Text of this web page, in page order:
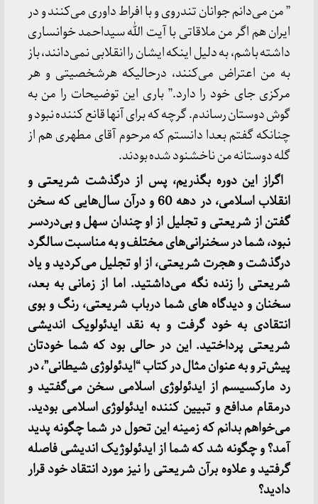
” من می‌دانم جوانان تندروی و با افراط داوری می‌کنند و در
ایران هم اگر من ملاقاتی با آیت الله سیداحمد خوانساری
داشته باشم، به دلیل اینکه ایشان را انقلابی نمی‌دانند، باز
به من اعتراض می‌کنند، درحالیکه هرشخصیتی و هر
مرکزی جای خود را دارد.” باری این توضیحات را من به
گوش دوستان رساندم. گرچه که برای آنها قانع کننده نبود و
چنانکه گفتم بعدا دانستم که مرحوم آقای مطهری هم از
گله دوستانه من ناخشنود شده بودند.
اگراز این دوره بگذریم، پس از درگذشت شریعتی و
انقلاب اسلامی، در دهه 60 و درآن سال‌هایی که سخن
گفتن از شریعتی و تجلیل از او چندان سهل و بی‌دردسر
نبود، شما در سخنرانی‌های مختلف و به مناسبت سالگرد
درگذشت و هجرت شریعتی، از او تجلیل می‌کردید و یاد
شریعتی را زنده نگه می‌داشتید. اما از زمانی به بعد،
سخنان و دیدگاه های شما درباب شریعتی، رنگ و بوی
انتقادی به خود گرفت و به نقد ایدئولویک اندیشی
شریعتی پرداختید. این در حالی بود که شما خودتان
پیش‌تر و به عنوان مثال در کتاب “ایدئولوژی شیطانی”، در
رد مارکسیسم از ایدئولوژی اسلامی سخن می‌گفتید و
درمقام مدافع و تبیین کننده ایدئولوژی اسلامی بودید.
می‌خواهم بدانم که زمینه این تحول در شما چگونه پدید
آمد؟ و چگونه شد که شما از ایدئولوژیک اندیشی فاصله
گرفتید و علاوه برآن شریعتی را نیز مورد انتقاد خود قرار
دادید؟